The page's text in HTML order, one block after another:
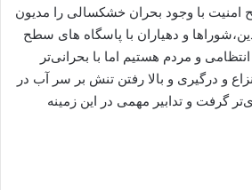
امنیت با وجود بحران خشکسالی را مدیون
و دهیاران با پاسگاه های سطح
و مردم هستیم اما با بحرانی‌تر
و درگیری و بالا رفتن تنش بر سر آب در
گرفت و تدابیر مهمی در این زمینه